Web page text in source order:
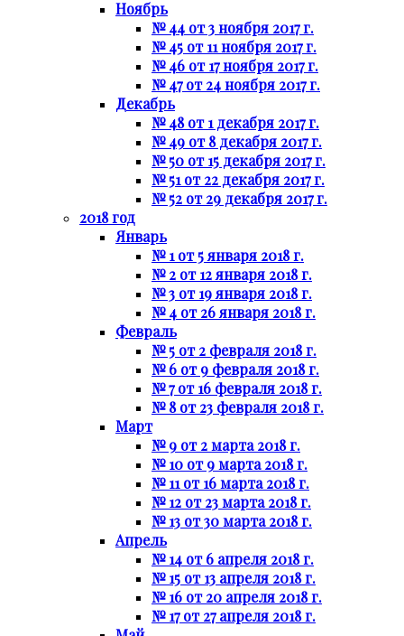
Ноябрь
№ 44 от 3 ноября 2017 г.
№ 45 от 11 ноября 2017 г.
№ 46 от 17 ноября 2017 г.
№ 47 от 24 ноября 2017 г.
Декабрь
№ 48 от 1 декабря 2017 г.
№ 49 от 8 декабря 2017 г.
№ 50 от 15 декабря 2017 г.
№ 51 от 22 декабря 2017 г.
№ 52 от 29 декабря 2017 г.
2018 год
Январь
№ 1 от 5 января 2018 г.
№ 2 от 12 января 2018 г.
№ 3 от 19 января 2018 г.
№ 4 от 26 января 2018 г.
Февраль
№ 5 от 2 февраля 2018 г.
№ 6 от 9 февраля 2018 г.
№ 7 от 16 февраля 2018 г.
№ 8 от 23 февраля 2018 г.
Март
№ 9 от 2 марта 2018 г.
№ 10 от 9 марта 2018 г.
№ 11 от 16 марта 2018 г.
№ 12 от 23 марта 2018 г.
№ 13 от 30 марта 2018 г.
Апрель
№ 14 от 6 апреля 2018 г.
№ 15 от 13 апреля 2018 г.
№ 16 от 20 апреля 2018 г.
№ 17 от 27 апреля 2018 г.